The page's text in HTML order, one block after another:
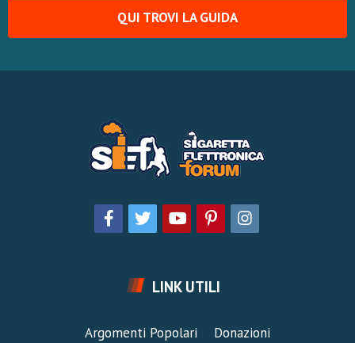
QUI TROVI LA GUIDA
LINK UTILI
Argomenti Popolari Donazioni